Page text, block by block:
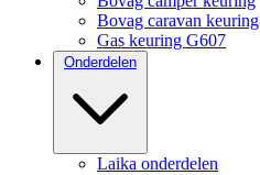
Bovag caravan keuring
Gas keuring G607
Onderdelen
Laika onderdelen